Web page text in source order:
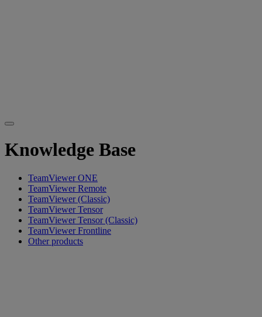
Knowledge Base
TeamViewer ONE
TeamViewer Remote
TeamViewer (Classic)
TeamViewer Tensor
TeamViewer Tensor (Classic)
TeamViewer Frontline
Other products